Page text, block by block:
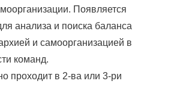
Появляется
анализа и поиска баланса
и самоорганизацией в
команд.
проходит в 2-ва или 3-ри